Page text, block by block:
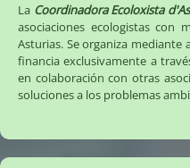
La Coordinadora Ecoloxista
asociaciones ecologistas con
Asturias. Se organiza mediante
financia exclusivamente a
en colaboración con otras
soluciones a los problemas